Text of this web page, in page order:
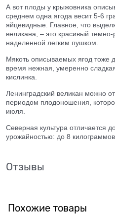
А вот плоды у крыжовника
среднем одна ягода весит 5-6
яйцевидные. Главное, что
великана, – это красивый
наделенной легким пушком.
Мякоть описываемых ягод тоже
время нежная, умеренно
кислинка.
Ленинградский великан можно
периодом плодоношения,
июля.
Северная культура отличается
урожайностью: до 8 килограммов
Отзывы
Похожие товары